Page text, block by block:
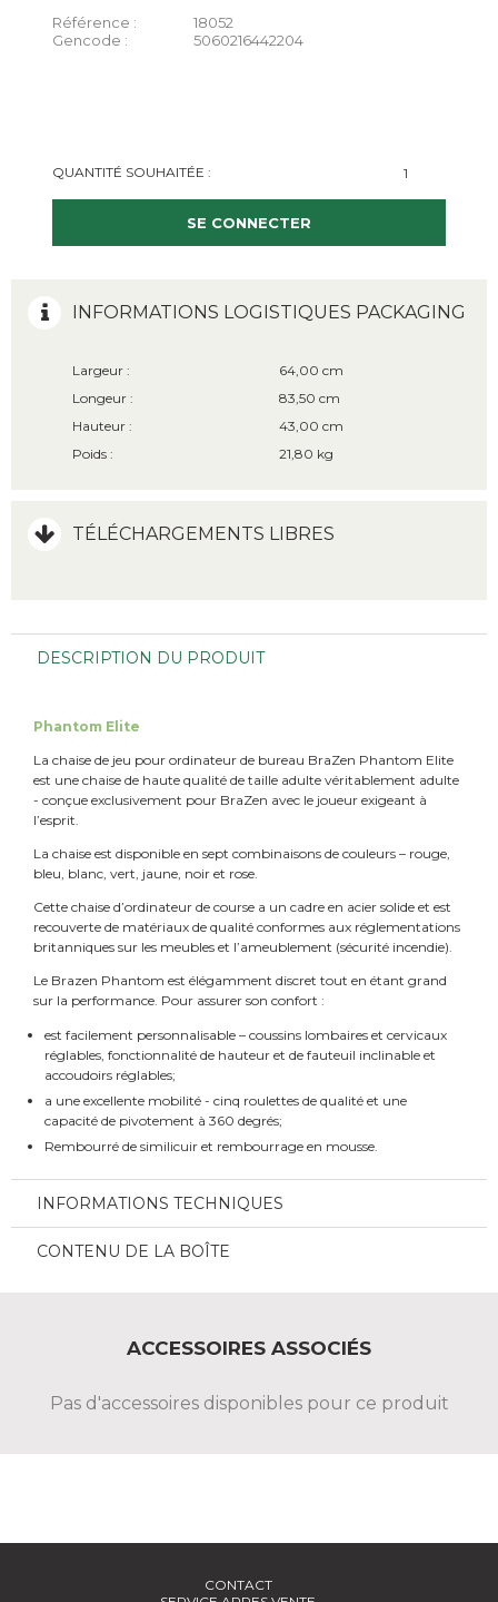
Référence :
18052
Gencode :
5060216442204
QUANTITÉ SOUHAITÉE :
SE CONNECTER
INFORMATIONS LOGISTIQUES PACKAGING
Largeur :
64,00 cm
Longeur :
83,50 cm
Hauteur :
43,00 cm
Poids :
21,80 kg
TÉLÉCHARGEMENTS LIBRES
DESCRIPTION DU PRODUIT
Phantom Elite
La chaise de jeu pour ordinateur de bureau BraZen Phantom Elite
est une chaise de haute qualité de taille adulte véritablement adulte
- conçue exclusivement pour BraZen avec le joueur exigeant à
l’esprit.
La chaise est disponible en sept combinaisons de couleurs – rouge,
bleu, blanc, vert, jaune, noir et rose.
Cette chaise d’ordinateur de course a un cadre en acier solide et est
recouverte de matériaux de qualité conformes aux réglementations
britanniques sur les meubles et l’ameublement (sécurité incendie).
Le Brazen Phantom est élégamment discret tout en étant grand
sur la performance. Pour assurer son confort :
est facilement personnalisable – coussins lombaires et cervicaux
réglables, fonctionnalité de hauteur et de fauteuil inclinable et
accoudoirs réglables;
a une excellente mobilité - cinq roulettes de qualité et une
capacité de pivotement à 360 degrés;
Rembourré de similicuir et rembourrage en mousse.
INFORMATIONS TECHNIQUES
CONTENU DE LA BOÎTE
ACCESSOIRES ASSOCIÉS
Pas d'accessoires disponibles pour ce produit
CONTACT